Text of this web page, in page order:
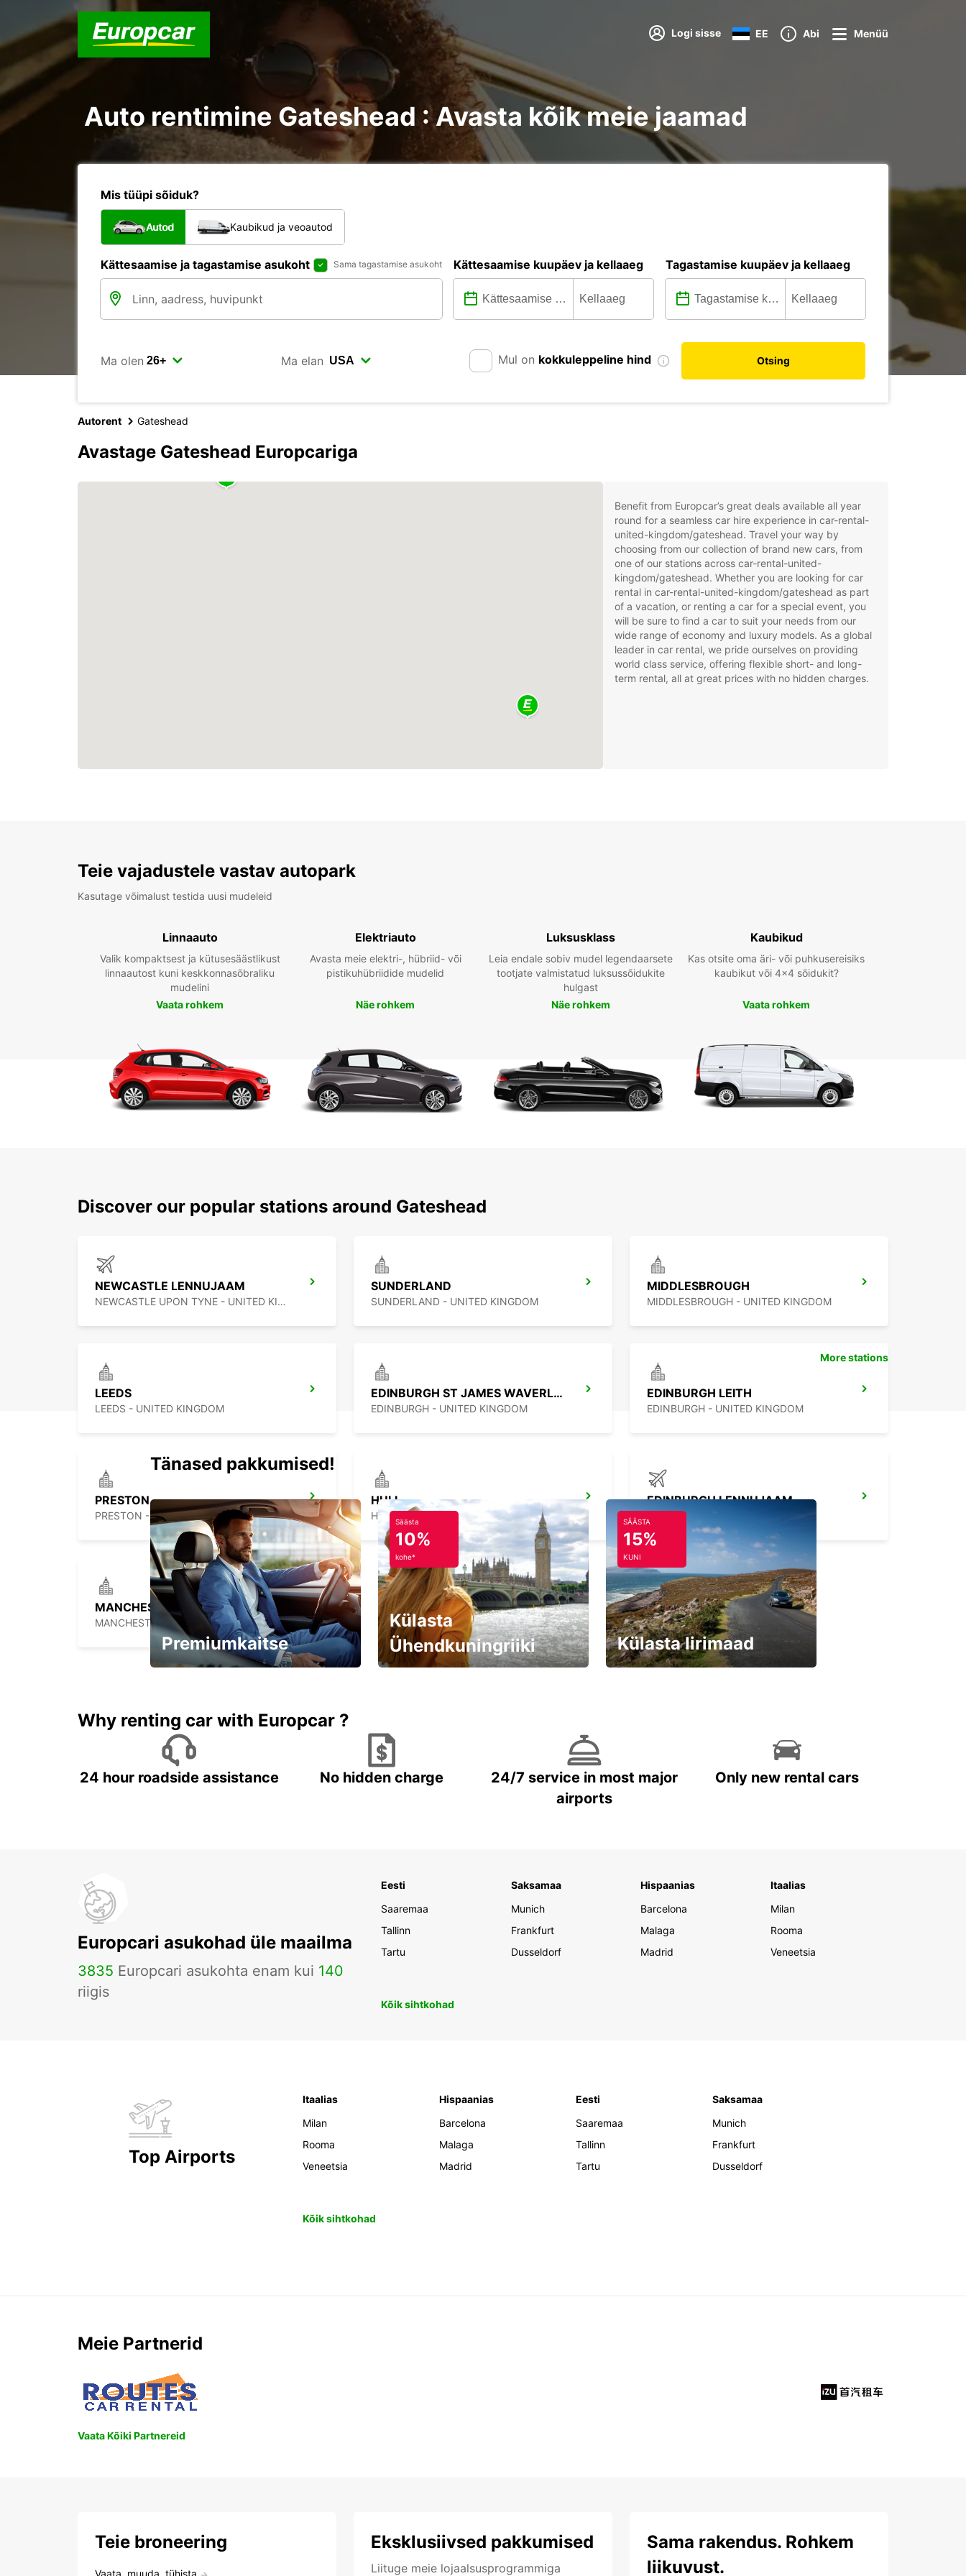
Logi sisse EE Abi Menüü
Auto rentimine Gateshead : Avasta kõik meie jaamad
Mis tüüpi sõiduk?
Autod Kaubikud ja veoautod
Kättesaamise ja tagastamise asukoht Sama tagastamise asukoht Kättesaamise kuupäev ja kellaaeg Tagastamise kuupäev ja kellaaeg
Ma olen Ma elan Mul on kokkuleppeline hind Otsing
Autorent Gateshead
Avastage Gateshead Europcariga
Benefit from Europcar’s great deals available all year
round for a seamless car hire experience in car-rental-
united-kingdom/gateshead. Travel your way by
choosing from our collection of brand new cars, from
one of our stations across car-rental-united-
kingdom/gateshead. Whether you are looking for car
rental in car-rental-united-kingdom/gateshead as part
of a vacation, or renting a car for a special event, you
will be sure to find a car to suit your needs from our
wide range of economy and luxury models. As a global
leader in car rental, we pride ourselves on providing
world class service, offering flexible short- and long-
term rental, all at great prices with no hidden charges.
Teie vajadustele vastav autopark
Kasutage võimalust testida uusi mudeleid
Linnaauto
Valik kompaktsest ja kütusesäästlikust
linnaautost kuni keskkonnasõbraliku
mudelini
Vaata rohkem
Elektriauto
Avasta meie elektri-, hübriid- või
pistikuhübriidide mudelid
Näe rohkem
Luksusklass
Leia endale sobiv mudel legendaarsete
tootjate valmistatud luksussõidukite
hulgast
Näe rohkem
Kaubikud
Kas otsite oma äri- või puhkusereisiks
kaubikut või 4x4 sõidukit?
Vaata rohkem
Discover our popular stations around Gateshead
NEWCASTLE LENNUJAAM
NEWCASTLE UPON TYNE - UNITED KINGDOM
SUNDERLAND
SUNDERLAND - UNITED KINGDOM
MIDDLESBROUGH
MIDDLESBROUGH - UNITED KINGDOM
LEEDS
LEEDS - UNITED KINGDOM
EDINBURGH ST JAMES WAVERLEY MAIN STATION
EDINBURGH - UNITED KINGDOM
EDINBURGH LEITH
EDINBURGH - UNITED KINGDOM
PRESTON
PRESTON - UNITED KINGDOM
HULL
HULL - UNITED KINGDOM
EDINBURGH LENNUJAAM
EDINBURGH - UNITED KINGDOM
MANCHESTER TRAFFORD PARK
MANCHESTER - UNITED KINGDOM
More stations
Tänased pakkumised!
Premiumkaitse
Säästa
10%
kohe*
Külasta
Ühendkuningriiki
SÄÄSTA
15%
KUNI
Külasta Iirimaad
Why renting car with Europcar ?
24 hour roadside assistance No hidden charge
24/7 service in most major
airports
Only new rental cars
Europcari asukohad üle maailma
3835 Europcari asukohta enam kui 140
riigis
Eesti
Saaremaa
Tallinn
Tartu
Saksamaa
Munich
Frankfurt
Dusseldorf
Hispaanias
Barcelona
Malaga
Madrid
Itaalias
Milan
Rooma
Veneetsia
Kõik sihtkohad
Top Airports
Itaalias
Milan
Rooma
Veneetsia
Hispaanias
Barcelona
Malaga
Madrid
Eesti
Saaremaa
Tallinn
Tartu
Saksamaa
Munich
Frankfurt
Dusseldorf
Kõik sihtkohad
Meie Partnerid
Vaata Kõiki Partnereid
Teie broneering Eksklusiivsed pakkumised
Liituge meie lojaalsusprogrammiga
Sama rakendus. Rohkem
liikuvust.